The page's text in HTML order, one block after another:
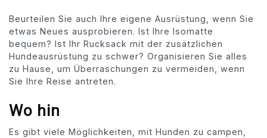
Beurteilen Sie auch Ihre eigene Ausrüstung, wenn Sie
etwas Neues ausprobieren. Ist Ihre Isomatte
bequem? Ist Ihr Rucksack mit der zusätzlichen
Hundeausrüstung zu schwer? Organisieren Sie alles
zu Hause, um Überraschungen zu vermeiden, wenn
Sie Ihre Reise antreten.
Wo hin
Es gibt viele Möglichkeiten, mit Hunden zu campen,